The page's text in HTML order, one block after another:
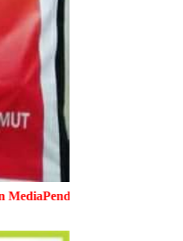
dilengkapi dengan